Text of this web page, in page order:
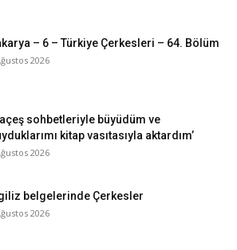
– 6 – Türkiye Çerkesleri – 64. Bölüm
2026
sohbetleriyle büyüdüm ve
kitap vasıtasıyla aktardım’
2026
belgelerinde Çerkesler
2026